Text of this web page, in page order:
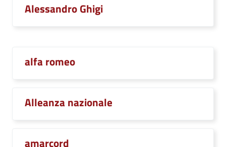
Alessandro Ghigi
alfa romeo
Alleanza nazionale
amarcord